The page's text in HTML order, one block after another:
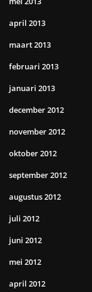
april 2013
maart 2013
februari 2013
januari 2013
december 2012
november 2012
oktober 2012
september 2012
augustus 2012
juli 2012
juni 2012
mei 2012
april 2012